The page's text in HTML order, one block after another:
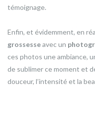
témoignage.
Enfin, et évidemment, en
grossesseavec un
ces photos une ambiance,
de sublimer ce moment et
douceur, l’intensité et la